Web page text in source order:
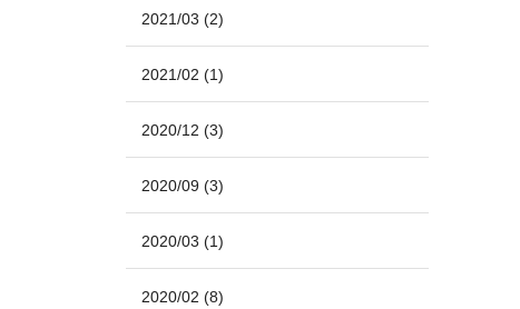
2021/03 (2)
2021/02 (1)
2020/12 (3)
2020/09 (3)
2020/03 (1)
2020/02 (8)